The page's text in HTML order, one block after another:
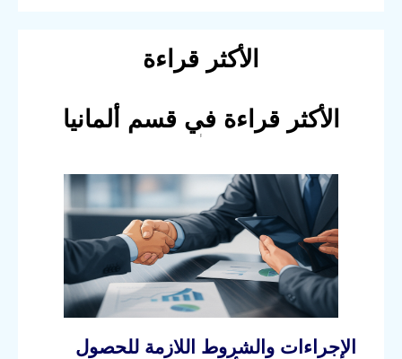
الأكثر قراءة
الأكثر قراءة في قسم ألمانيا
الإجراءات والشروط اللازمة للحصول